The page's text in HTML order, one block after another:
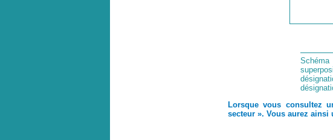
Lorsque vous consultez
secteur ». Vous aurez